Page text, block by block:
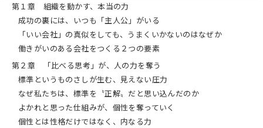
著者が1万人以上のリーダーと向き合っ
てきた経験から、
る」のではなく、「そうなるように仕組
まれた環境」が生み出している
実を明らかにします。
第１部では、なぜ職場で主体性が育ちに
くいのかを解き明かします。
「比べる思考」や外発的動機に依存した
人づくりの構造的な問題が、人の内なる
力を奪っていく様子を整理します。
第１章 組織を動かす、本当の力
成功の裏には、いつも「主人公」がいる
「いい会社」の真似をしても、うまくいかないのはなぜか
働きがいのある会社をつくる２つの要素
第２章 「比べる思考」が、人の力を奪う
標準というものさしが生む、見えない圧力
なぜ私たちは、標準を〝正解〟だと思い込んだのか
よかれと思った仕組みが、個性を奪っていく
個性とは性格だけではなく、内なる力